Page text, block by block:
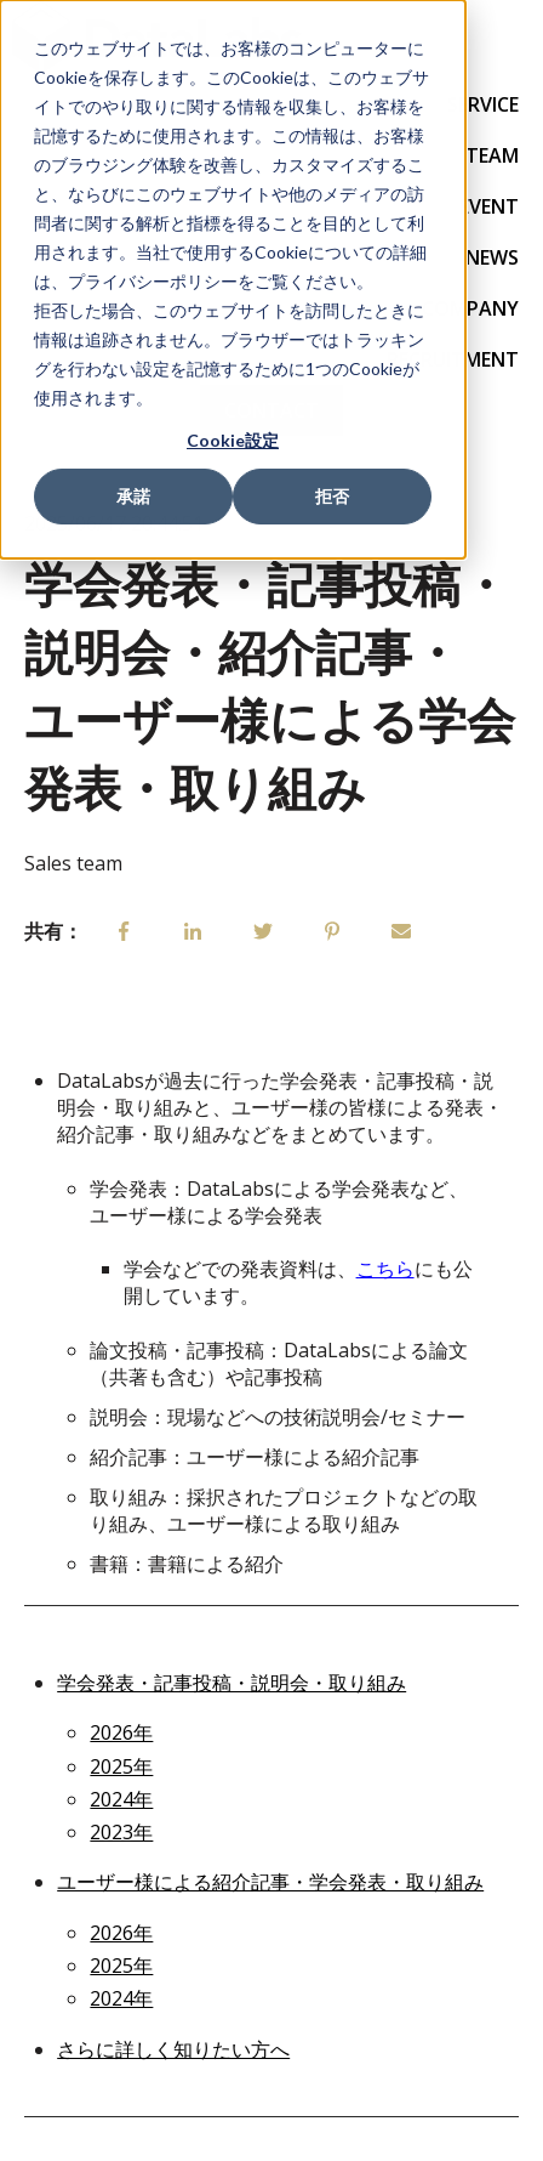
このウェブサイトでは、お客様のコンピューターに
Cookieを保存します。このCookieは、このウェブサ
イトでのやり取りに関する情報を収集し、お客様を
記憶するために使用されます。この情報は、お客様
のブラウジング体験を改善し、カスタマイズするこ
と、ならびにこのウェブサイトや他のメディアの訪
問者に関する解析と指標を得ることを目的として利
用されます。当社で使用するCookieについての詳細
は、プライバシーポリシーをご覧ください。
拒否した場合、このウェブサイトを訪問したときに
情報は追跡されません。ブラウザーではトラッキン
グを行わない設定を記憶するために1つのCookieが
使用されます。
Cookie設定
承諾 拒否
SERVICE
TEAM
EVENT
NEWS
COMPANY
RECRUITMENT
2025/06/17 20:44:51
学会発表・記事投稿・
説明会・紹介記事・
ユーザー様による学会
発表・取り組み
Sales team
共有：
DataLabsが過去に行った学会発表・記事投稿・説
明会・取り組みと、ユーザー様の皆様による発表・
紹介記事・取り組みなどをまとめています。
学会発表：DataLabsによる学会発表など、
ユーザー様による学会発表
学会などでの発表資料は、 こちらにも公
開しています。
論文投稿・記事投稿：DataLabsによる論文
（共著も含む）や記事投稿
説明会：現場などへの技術説明会/セミナー
紹介記事：ユーザー様による紹介記事
取り組み：採択されたプロジェクトなどの取
り組み、ユーザー様による取り組み
書籍：書籍による紹介
学会発表・記事投稿・説明会・取り組み
2026年
2025年
2024年
2023年
ユーザー様による紹介記事・学会発表・取り組み
2026年
2025年
2024年
さらに詳しく知りたい方へ